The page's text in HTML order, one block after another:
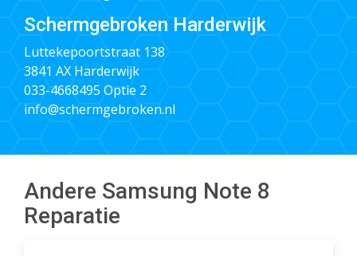
Schermgebroken Harderwijk
Luttekepoortstraat 138
3841 AX Harderwijk
033-4668495 Optie 2
info@schermgebroken.nl
Andere Samsung Note 8
Reparatie